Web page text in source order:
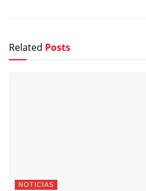
Related Posts
NOTICIAS